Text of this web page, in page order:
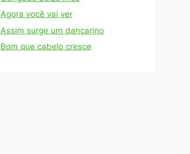
Agora você vai ver
Assim surge um dançarino
Bom que cabelo cresce